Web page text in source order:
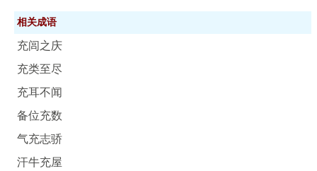
相关成语
充闾之庆
充类至尽
充耳不闻
备位充数
气充志骄
汗牛充屋